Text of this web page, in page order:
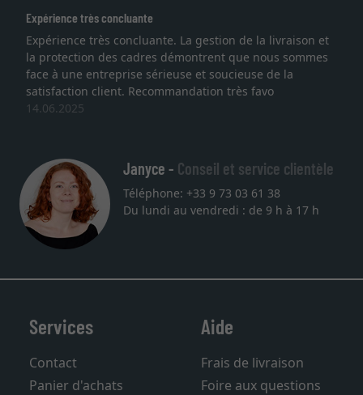
Expérience très concluante
Expérience très concluante. La gestion de la livraison et
la protection des cadres démontrent que nous sommes
face à une entreprise sérieuse et soucieuse de la
satisfaction client. Recommandation très favo
14.06.2025
Janyce - Conseil et service clientèle
Téléphone: +33 9 73 03 61 38
Du lundi au vendredi : de 9 h à 17 h
Services
Contact
Panier d'achats
Aide
Frais de livraison
Foire aux questions